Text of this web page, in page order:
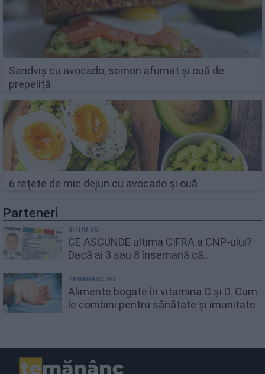
Sandviș cu avocado, somon afumat și ouă de
prepeliță
6 rețete de mic dejun cu avocado și ouă
Parteneri
SHTIU.RO
CE ASCUNDE ultima CIFRA a CNP-ului?
Dacă ai 3 sau 8 însemană că...
TEMANANC.RO
Alimente bogate în vitamina C și D. Cum
le combini pentru sănătate și imunitate